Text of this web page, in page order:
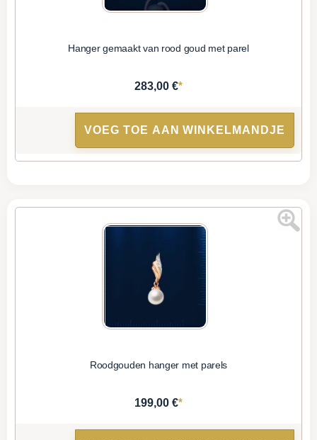
Hanger gemaakt van rood goud met parel
283,00 €*
VOEG TOE AAN WINKELMANDJE
Roodgouden hanger met parels
199,00 €*